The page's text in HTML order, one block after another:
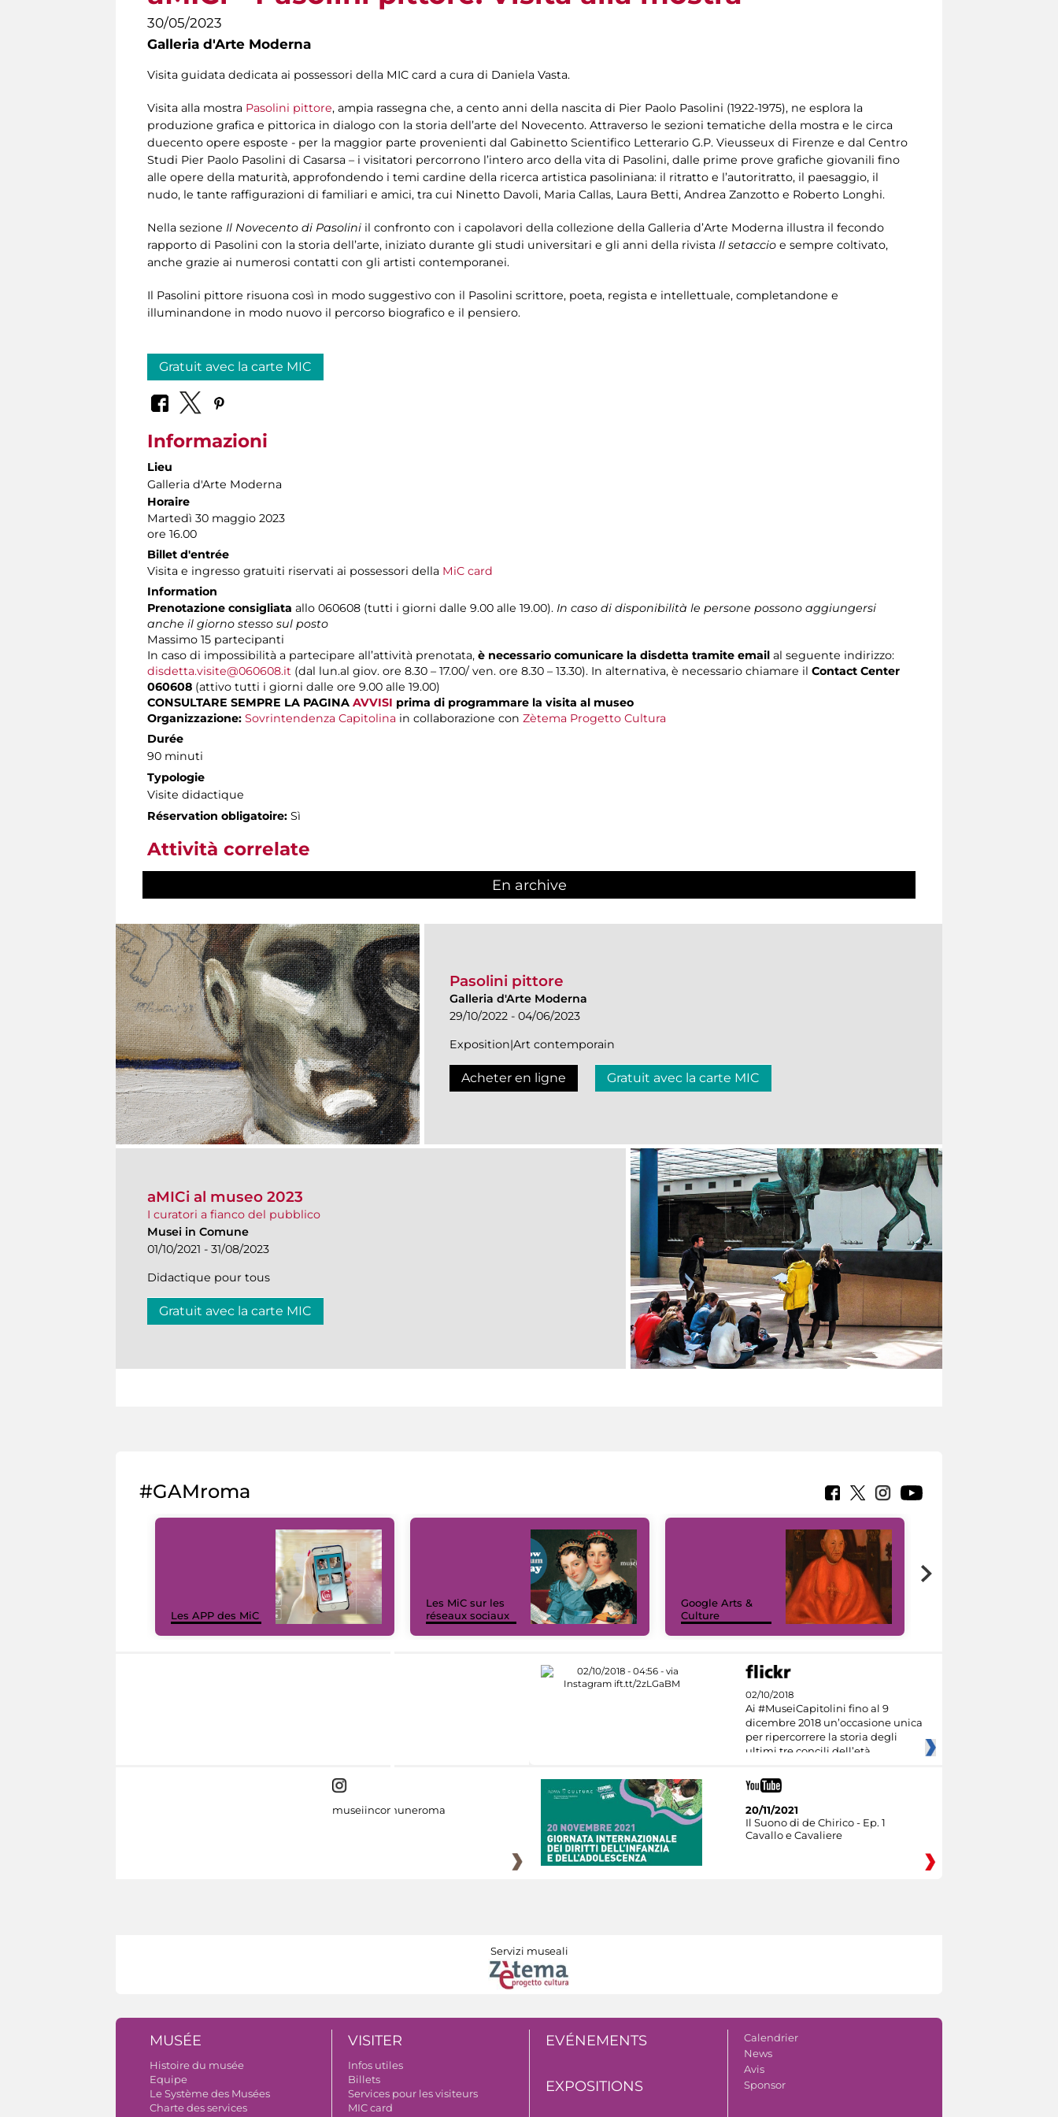
30/05/2023
Galleria d'Arte Moderna
Visita guidata dedicata ai possessori della MIC card a cura di Daniela Vasta.
Visita alla mostra Pasolini pittore, ampia rassegna che, a cento anni della nascita di Pier Paolo Pasolini (1922-1975), ne esplora la
produzione grafica e pittorica in dialogo con la storia dell’arte del Novecento. Attraverso le sezioni tematiche della mostra e le circa
duecento opere esposte - per la maggior parte provenienti dal Gabinetto Scientifico Letterario G.P. Vieusseux di Firenze e dal Centro
Studi Pier Paolo Pasolini di Casarsa – i visitatori percorrono l’intero arco della vita di Pasolini, dalle prime prove grafiche giovanili fino
alle opere della maturità, approfondendo i temi cardine della ricerca artistica pasoliniana: il ritratto e l’autoritratto, il paesaggio, il
nudo, le tante raffigurazioni di familiari e amici, tra cui Ninetto Davoli, Maria Callas, Laura Betti, Andrea Zanzotto e Roberto Longhi.
Nella sezione Il Novecento di Pasolini il confronto con i capolavori della collezione della Galleria d’Arte Moderna illustra il fecondo
rapporto di Pasolini con la storia dell’arte, iniziato durante gli studi universitari e gli anni della rivista Il setaccio e sempre coltivato,
anche grazie ai numerosi contatti con gli artisti contemporanei.
Il Pasolini pittore risuona così in modo suggestivo con il Pasolini scrittore, poeta, regista e intellettuale, completandone e
illuminandone in modo nuovo il percorso biografico e il pensiero.
Gratuit avec la carte MIC
Informazioni
Lieu
Galleria d'Arte Moderna
Horaire
Martedì 30 maggio 2023
ore 16.00
Billet d'entrée
Visita e ingresso gratuiti riservati ai possessori della MiC card
Information
Prenotazione consigliata allo 060608 (tutti i giorni dalle 9.00 alle 19.00). In caso di disponibilità le persone possono aggiungersi
anche il giorno stesso sul posto
Massimo 15 partecipanti
In caso di impossibilità a partecipare all’attività prenotata, è necessario comunicare la disdetta tramite email al seguente indirizzo:
disdetta.visite@060608.it (dal lun.al giov. ore 8.30 – 17.00/ ven. ore 8.30 – 13.30). In alternativa, è necessario chiamare il Contact Center
060608 (attivo tutti i giorni dalle ore 9.00 alle 19.00)
CONSULTARE SEMPRE LA PAGINA AVVISI prima di programmare la visita al museo
Organizzazione: Sovrintendenza Capitolina in collaborazione con Zètema Progetto Cultura
Durée
90 minuti
Typologie
Visite didactique
Réservation obligatoire: Sì
Attività correlate
En archive
Pasolini pittore
Galleria d'Arte Moderna
29/10/2022 - 04/06/2023
Exposition|Art contemporain
Acheter en ligne Gratuit avec la carte MIC
aMICi al museo 2023
I curatori a fianco del pubblico
Musei in Comune
01/10/2021 - 31/08/2023
Didactique pour tous
Gratuit avec la carte MIC
#GAMroma
Les APP des MiC
Les MiC sur les
réseaux sociaux
Google Arts &
Culture
02/10/2018
Ai #MuseiCapitolini fino al 9
dicembre 2018 un’occasione unica
per ripercorrere la storia degli
ultimi tre concili dell’età
museiincomuneroma
20/11/2021
Il Suono di de Chirico - Ep. 1
Cavallo e Cavaliere
Servizi museali
MUSÉE
Histoire du musée
Equipe
Le Système des Musées
Charte des services
VISITER
Infos utiles
Billets
Services pour les visiteurs
MIC card
EVÉNEMENTS
EXPOSITIONS
Calendrier
News
Avis
Sponsor